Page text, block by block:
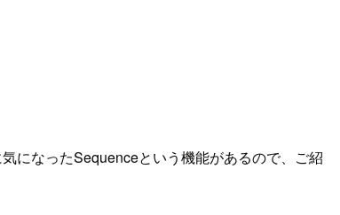
になったSequenceという機能があるので、ご紹